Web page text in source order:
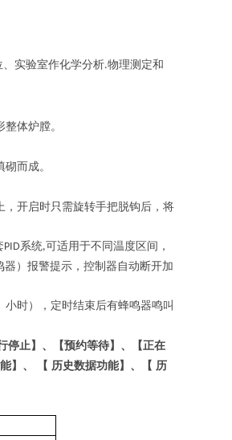
实验室作化学分析.物理测定和
体炉膛。
而成。
开启时只需旋转手把脱钩后，将
PID系统,可适用于不同温度区间，
）报警提示，控制器自动断开加
时），定时结束后有蜂鸣器鸣叫
停止】、【预约等待】、【正在
】、 【 历史数据功能】、【 历